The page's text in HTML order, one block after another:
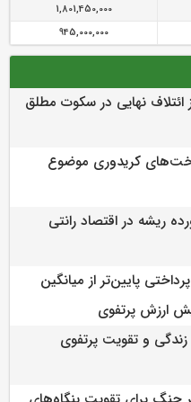
1,801,450,000
945,000,000
ائتلاف‌ نهایی در سکوت مطلق
کریدوری موضوع
ریشه در اقتصاد رانتی
پایین‌تر از میانگین
ارزش پرتفوی
و تقویت پرتفوی